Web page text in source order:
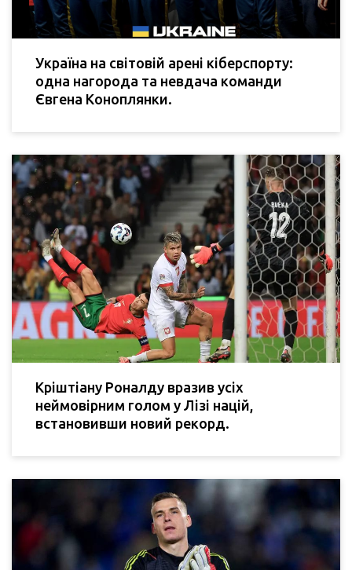
Україна на світовій арені кіберспорту:
одна нагорода та невдача команди
Євгена Коноплянки.
Кріштіану Роналду вразив усіх
неймовірним голом у Лізі націй,
встановивши новий рекорд.